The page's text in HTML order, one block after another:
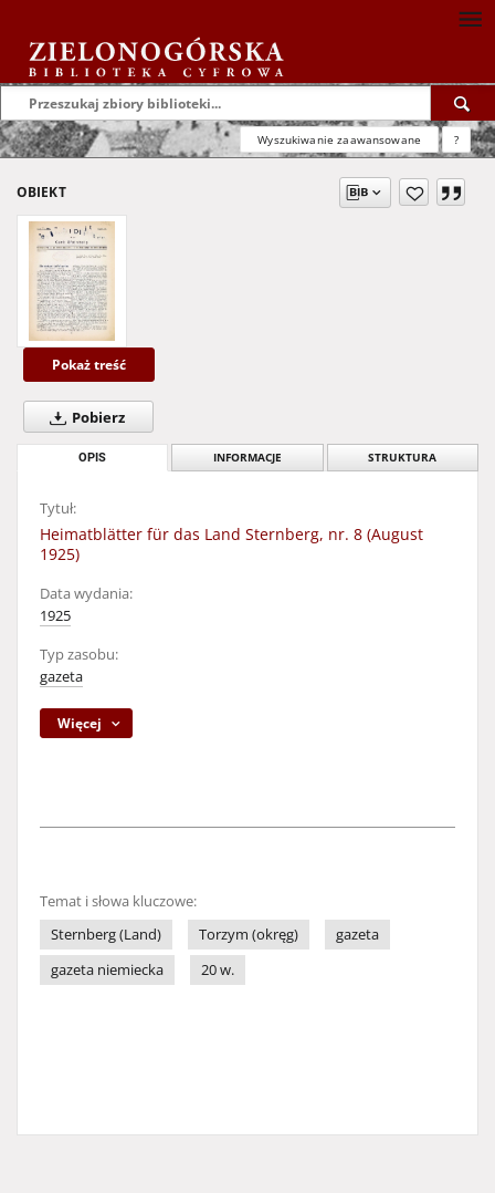
Wyszukiwanie zaawansowane ?
OBIEKT
Pokaż treść
Pobierz
OPIS INFORMACJE STRUKTURA
Tytuł:
Heimatblätter für das Land Sternberg, nr. 8 (August
1925)
Data wydania:
1925
Typ zasobu:
gazeta
Więcej
Temat i słowa kluczowe:
Sternberg (Land)
Torzym (okręg)
gazeta
gazeta niemiecka
20 w.